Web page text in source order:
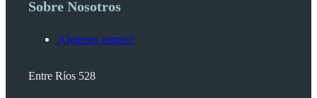
Sobre Nosotros
¿Quienes somos?
Entre Ríos 528